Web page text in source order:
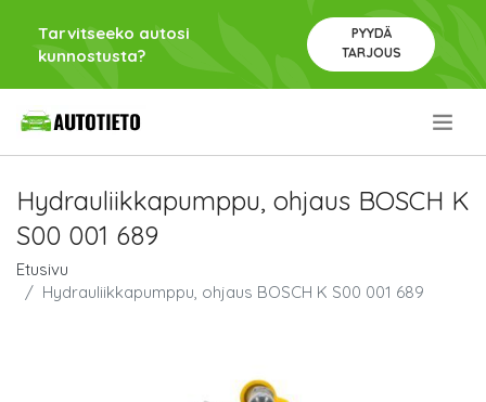
Tarvitseeko autosi
kunnostusta?
PYYDÄ
TARJOUS
Hydrauliikkapumppu, ohjaus BOSCH K
S00 001 689
Etusivu
Hydrauliikkapumppu, ohjaus BOSCH K S00 001 689